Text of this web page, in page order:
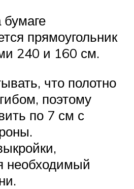
прямоугольник
240 и 160 см.
что полотно
поэтому
по 7 см с
необходимый